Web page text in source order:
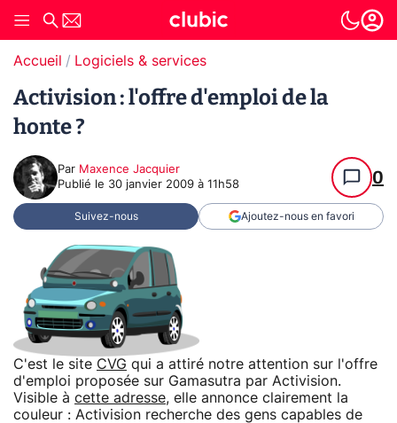
Accueil Logiciels & services
Activision : l'offre d'emploi de la
honte ?
Par Maxence Jacquier
Publié le 30 janvier 2009 à 11h58 0
Suivez-nous Ajoutez-nous en favori
C'est le site CVG qui a attiré notre attention sur l'offre
d'emploi proposée sur Gamasutra par Activision.
Visible à cette adresse, elle annonce clairement la
couleur : Activision recherche des gens capables de